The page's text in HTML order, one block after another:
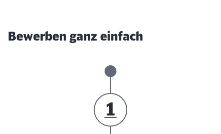
Bewerben ganz einfach